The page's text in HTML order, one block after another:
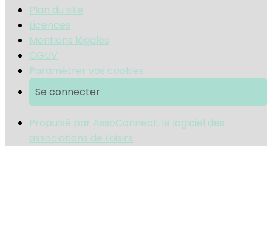
Plan du site
Licences
Mentions légales
CGUV
Paramétrer vos cookies
Se connecter
Propulsé par AssoConnect, le logiciel des
associations de Loisirs